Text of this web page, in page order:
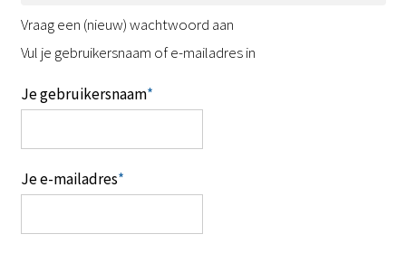
Vraag een (nieuw) wachtwoord aan
Vul je gebruikersnaam of e-mailadres in
Je gebruikersnaam*
Je e-mailadres*